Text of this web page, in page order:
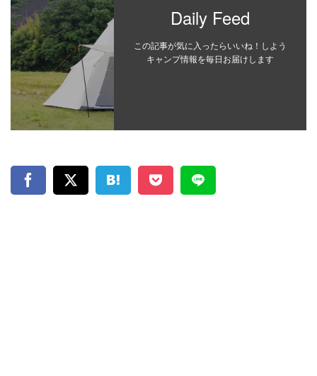
Daily Feed
この記事が気に入ったらいいね！しよう
キャンプ情報を毎日お届けします